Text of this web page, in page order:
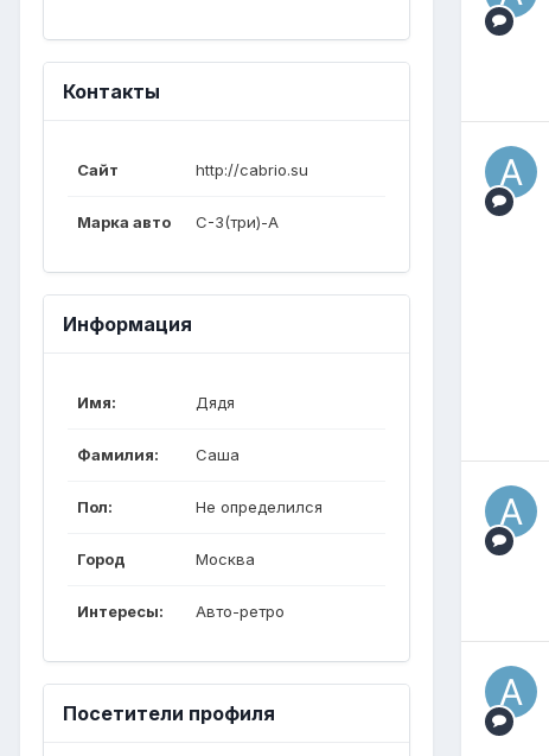
Контакты
Сайт http://cabrio.su
Марка авто С-3(три)-А
Информация
Имя: Дядя
Фамилия: Саша
Пол: Не определился
Город Москва
Интересы: Авто-ретро
Посетители профиля